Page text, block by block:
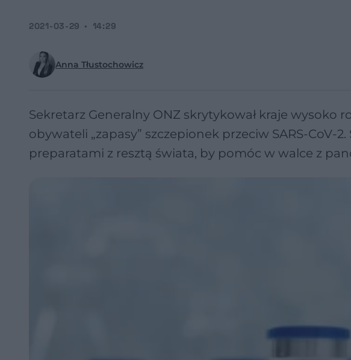
Anna Tłustochowicz
2021-03-29 14:29
Sekretarz Generalny ONZ skrytykował kraje wysoko
obywateli „zapasy” szczepionek przeciw SARS-CoV-
preparatami z resztą świata, by pomóc w walce z